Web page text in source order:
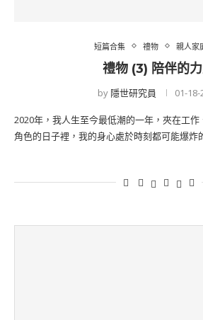
短篇合集 禮物 親人家
禮物 (3) 陪伴的
by 隱世研究員 01-18-
2020年，我人生至今最低潮的一年，夾在工
角色的日子裡，我的身心處於時刻都可能爆炸